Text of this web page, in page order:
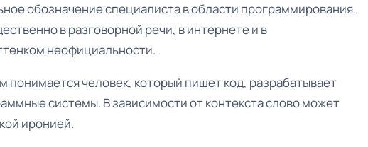
обозначение специалиста в области программирования.
в разговорной речи, в интернете и в
неофициальности.
понимается человек, который пишет код, разрабатывает
системы. В зависимости от контекста слово может
иронией.